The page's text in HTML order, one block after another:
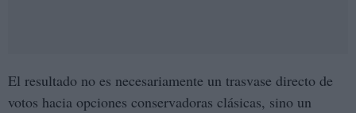
El resultado no es necesariamente un trasvase directo de
votos hacia opciones conservadoras clásicas, sino un